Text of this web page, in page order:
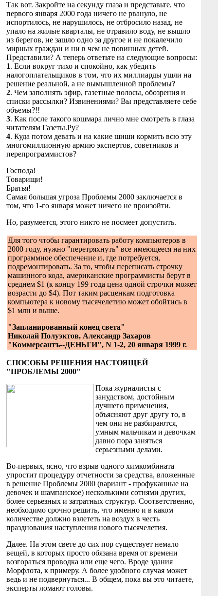
Так вот. Закройте на секунду глаза и представьте, что
первого января 2000 года ничего не рвануло, не
испортилось, не нарушилось, не отбросило назад, не
упало на жилые кварталы, не отравило воду, не вышло
из берегов, не зашло одно за другое и не покалечило
мирных граждан и ни в чем не повинных детей.
Представили? А теперь ответьте на следующие вопросы:
1. Если вокруг тихо и спокойно, как убедить
налогоплательщиков в том, что их миллиарды ушли на
решение реальной, а не вымышленной проблемы?
2. Чем заполнять эфир, газетные полосы, обозрения и
списки рассылки? Извинениями? Вы представляете себе
объемы?!!
3. Как после такого кошмара лично мне смотреть в глаза
читателям Газеты.Ру?
4. Куда потом девать и на какие шиши кормить всю эту
многомиллионную армию экспертов, советников и
перепрограммистов?
Господа!
Товарищи!
Братья!
Самая большая угроза Проблемы 2000 заключается в
том, что 1-го января может ничего не произойти.
Но, разумеется, этого никто не посмеет допустить.
Для того чтобы гарантировать работу компьютеров в
2000 году, нужно "перетряхнуть" все имеющееся на них
программное обеспечение и, где потребуется,
подремонтировать. За то, чтобы переписать строчку
машинного кода, американские программисты берут в
среднем $1 (к концу 199 года цена одной строчки может
возрасти до $4). Пот таким расценкам подготовка
компьютера к новому тысячелетию может обойтись в
$1 млн и выше.
"Запланированный конец света"
Николай Полуэктов, Александр Захаров
"Коммерсантъ--ДЕНЬГИ", N 1-2, 20 января 1999 г.
СПОСОБЫ РЕШЕНИЯ НАСТОЯЩЕЙ
"ПРОБЛЕМЫ 2000"
Пока журналисты с
занудством, достойным
лучшего применения,
объясняют друг другу то, в
чем они не разбираются,
умным мальчикам и девочкам
давно пора заняться
серьезными делами.
Во-первых, ясно, что взрыв одного химкомбината
упростит процедуру отчетности за средства, вложенные
в решение Проблемы 2000 (вариант - профуканные на
девочек и шампанское) несколькими сотнями других,
более серьезных и затратных структур. Соответственно,
необходимо срочно решить, что именно и в каком
количестве должно взлететь на воздух в честь
празднования наступления нового тысячелетия.
Далее. На этом свете до сих пор существует немало
вещей, в которых просто обязана время от времени
возгораться проводка или еще чего. Вроде здания
Морфлота, к примеру. А более удобного случая может
ведь и не подвернуться... В общем, пока вы это читаете,
эксперты ломают головы.